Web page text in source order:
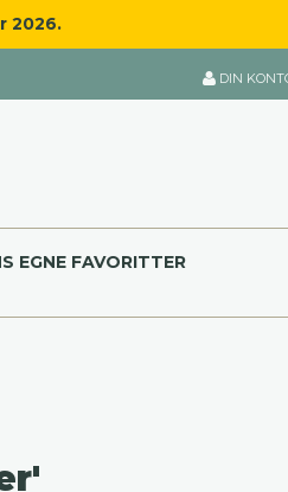
2026.
DIN
EGNE FAVORITTER